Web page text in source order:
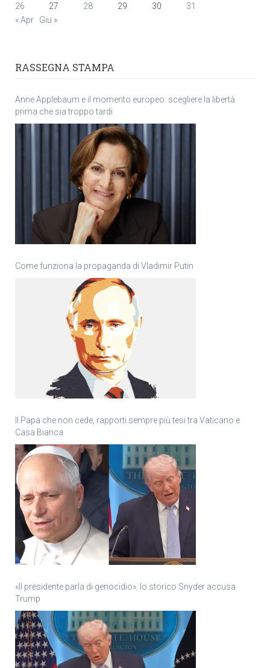
26
27 28 29 30
31
« Apr
Giu »
RASSEGNA STAMPA
Anne Applebaum e il momento europeo: scegliere la libertà
prima che sia troppo tardi
Come funziona la propaganda di Vladimir Putin
Il Papa che non cede, rapporti sempre più tesi tra Vaticano e
Casa Bianca
«Il presidente parla di genocidio»: lo storico Snyder accusa
Trump